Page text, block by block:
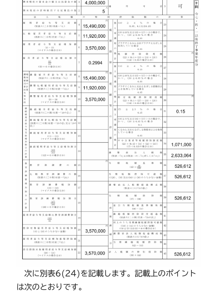
次に別表6(24)を記載します。記載上のポイント
は次のとおりです。